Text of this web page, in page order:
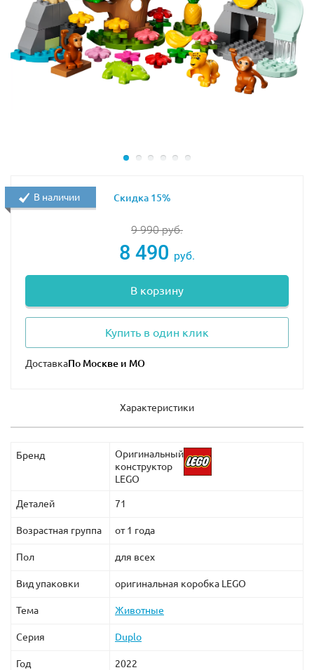
очень хорошо.
Дополнительно дом на дереве и жилище смотрителя
парка соединяет длинная лиана, которую для своих
игр облюбовала веселая обезьяна.
смотритель парка.
и тигренок, тукан и обезьяна.
Аксессуары: фотоаппарат, связка бананов, ананас,
элементы растительности, чайник и стул.
В собранном виде размеры модели Тропического
Чтобы купить этот или любой другой конструктор
Lego из обширного каталога магазина, свяжитесь с
нашими консультантами любым удобным для Вас
Действует доставка даже в самые удаленные уголки
9 990руб.
8 490 руб.
В корзину
Купить в один клик
Доставка
В наличии Скидка 15%
Характеристики
Бренд
Оригинальный
конструктор
LEGO
Деталей 71
Возрастная группа от 1 года
Пол для всех
Вид упаковки оригинальная коробка LEGO
Тема Животные
Серия Duplo
Год 2022